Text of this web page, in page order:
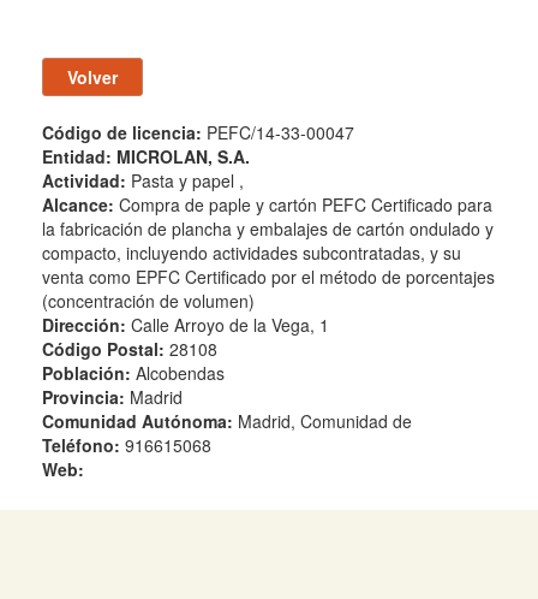
Código de licencia: PEFC/14-33-00047
Entidad: MICROLAN, S.A.
Actividad: Pasta y papel ,
Alcance: Compra de paple y cartón PEFC Certificado para
la fabricación de plancha y embalajes de cartón ondulado y
compacto, incluyendo actividades subcontratadas, y su
venta como EPFC Certificado por el método de porcentajes
(concentración de volumen)
Dirección: Calle Arroyo de la Vega, 1
Código Postal: 28108
Población: Alcobendas
Provincia: Madrid
Comunidad Autónoma: Madrid, Comunidad de
Teléfono: 916615068
Web: